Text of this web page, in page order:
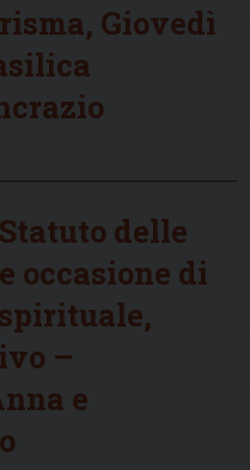
Giovedì
delle
occasione di
–
e